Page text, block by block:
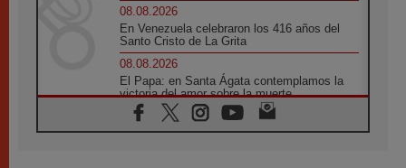
08.08.2026
En Venezuela celebraron los 416 años del
Santo Cristo de La Grita
08.08.2026
El Papa: en Santa Ágata contemplamos la
victoria del amor sobre la muerte
08.08.2026
León XIV visitará el Santuario de la Madre